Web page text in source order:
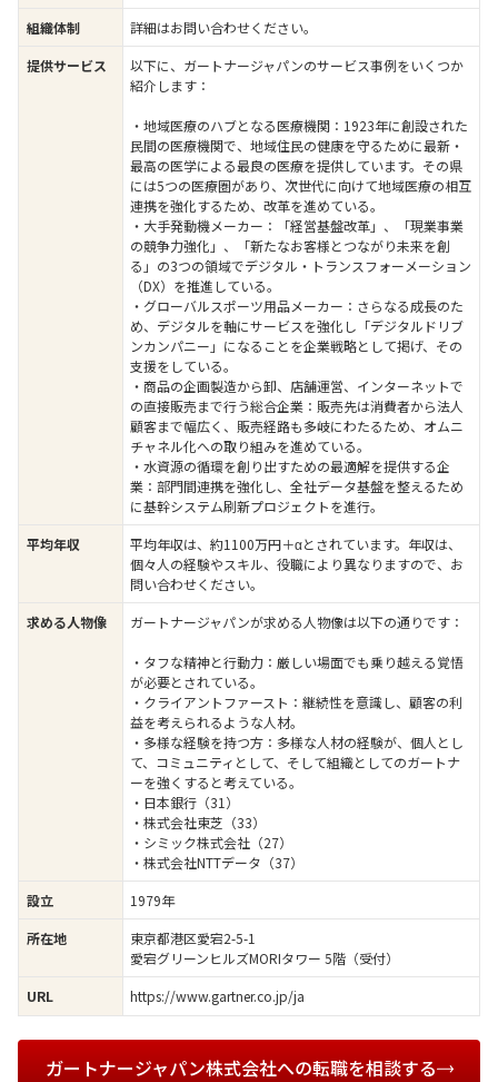
組織体制 詳細はお問い合わせください。
提供サービス
以下に、ガートナージャパンのサービス事例をいくつか
紹介します：
・地域医療のハブとなる医療機関：1923年に創設された
民間の医療機関で、地域住民の健康を守るために最新・
最高の医学による最良の医療を提供しています。その県
には5つの医療圏があり、次世代に向けて地域医療の相互
連携を強化するため、改革を進めている。
・大手発動機メーカー：「経営基盤改革」、「現業事業
の競争力強化」、「新たなお客様とつながり未来を創
る」の3つの領域でデジタル・トランスフォーメーション
（DX）を推進している。
・グローバルスポーツ用品メーカー：さらなる成長のた
め、デジタルを軸にサービスを強化し「デジタルドリブ
ンカンパニー」になることを企業戦略として掲げ、その
支援をしている。
・商品の企画製造から卸、店舗運営、インターネットで
の直接販売まで行う総合企業：販売先は消費者から法人
顧客まで幅広く、販売経路も多岐にわたるため、オムニ
チャネル化への取り組みを進めている。
・水資源の循環を創り出すための最適解を提供する企
業：部門間連携を強化し、全社データ基盤を整えるため
に基幹システム刷新プロジェクトを進行。
平均年収
平均年収は、約1100万円＋αとされています。年収は、
個々人の経験やスキル、役職により異なりますので、お
問い合わせください。
求める人物像 ガートナージャパンが求める人物像は以下の通りです：
・タフな精神と行動力：厳しい場面でも乗り越える覚悟
が必要とされている。
・クライアントファースト：継続性を意識し、顧客の利
益を考えられるような人材。
・多様な経験を持つ方：多様な人材の経験が、個人とし
て、コミュニティとして、そして組織としてのガートナ
ーを強くすると考えている。
・日本銀行（31）
・株式会社東芝（33）
・シミック株式会社（27）
・株式会社NTTデータ（37）
設立 1979年
所在地
東京都港区愛宕2-5-1
愛宕グリーンヒルズMORIタワー 5階（受付）
URL https://www.gartner.co.jp/ja
ガートナージャパン株式会社への転職を相談する